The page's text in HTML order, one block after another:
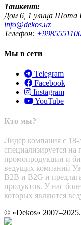
Ташкент:
Дом 6, 1 улица Шота
info@dekos.uz
Телефон:
Мы в сети
Telegram
Facebook
Instagram
YouTube
Кто мы?
Лидер компания с
специализируется на
промопродукции и
ведущих компаний
B2B и B2G и
продуктов. У нас
которых являются
© «Dekos»